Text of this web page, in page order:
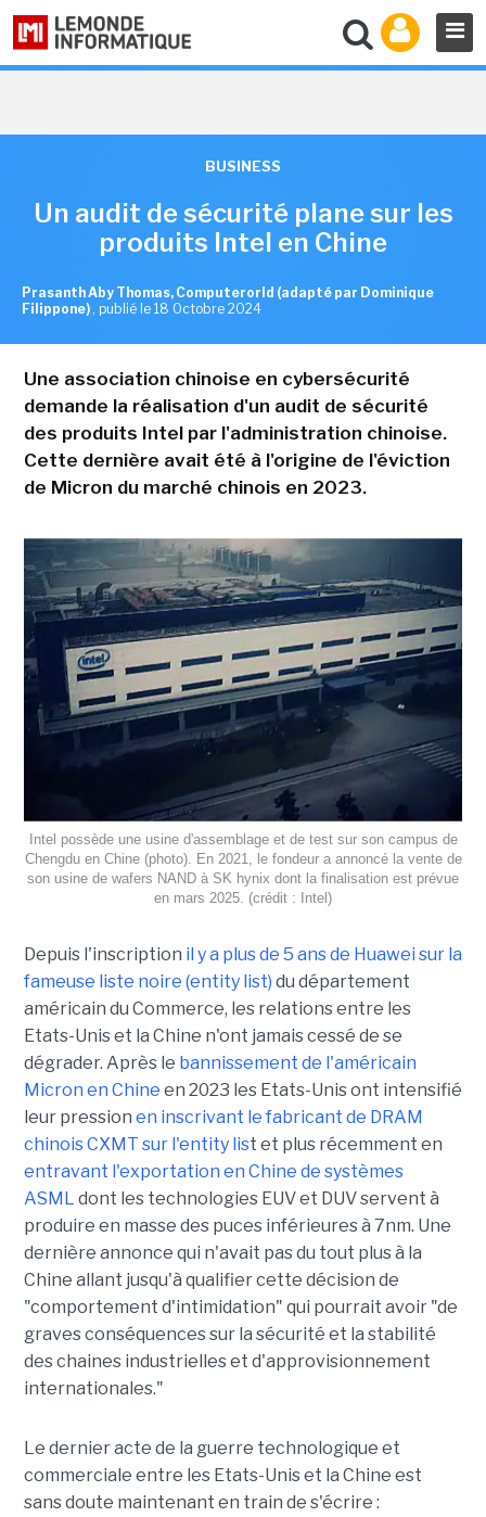
BUSINESS
Un audit de sécurité plane sur les
produits Intel en Chine
Prasanth Aby Thomas, Computerorld (adapté par Dominique
Filippone) , publié le 18 Octobre 2024
Une association chinoise en cybersécurité
demande la réalisation d'un audit de sécurité
des produits Intel par l'administration chinoise.
Cette dernière avait été à l'origine de l'éviction
de Micron du marché chinois en 2023.
Intel possède une usine d'assemblage et de test sur son campus de
Chengdu en Chine (photo). En 2021, le fondeur a annoncé la vente de
son usine de wafers NAND à SK hynix dont la finalisation est prévue
en mars 2025. (crédit : Intel)
Depuis l'inscription il y a plus de 5 ans de Huawei sur la
fameuse liste noire (entity list) du département
américain du Commerce, les relations entre les
Etats-Unis et la Chine n'ont jamais cessé de se
dégrader. Après le bannissement de l'américain
Micron en Chine en 2023 les Etats-Unis ont intensifié
leur pression en inscrivant le fabricant de DRAM
chinois CXMT sur l'entity list et plus récemment en
entravant l'exportation en Chine de systèmes
ASML dont les technologies EUV et DUV servent à
produire en masse des puces inférieures à 7nm. Une
dernière annonce qui n'avait pas du tout plus à la
Chine allant jusqu'à qualifier cette décision de
"comportement d'intimidation" qui pourrait avoir "de
graves conséquences sur la sécurité et la stabilité
des chaines industrielles et d'approvisionnement
internationales."
Le dernier acte de la guerre technologique et
commerciale entre les Etats-Unis et la Chine est
sans doute maintenant en train de s'écrire :